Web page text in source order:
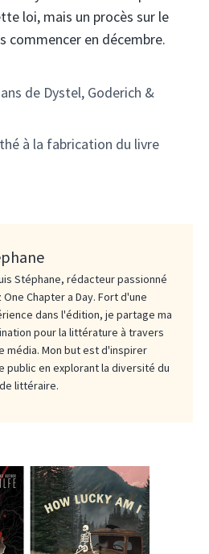
loi, mais un procès sur le
commencer en décembre.
de Dystel, Goderich &
à la fabrication du livre
Stéphane, rédacteur passionné
One Chapter a Day. Fort d'une
dans l'édition, je partage ma
pour la littérature à travers
média. Mon but est d'inspirer
public en explorant la diversité du
littéraire.